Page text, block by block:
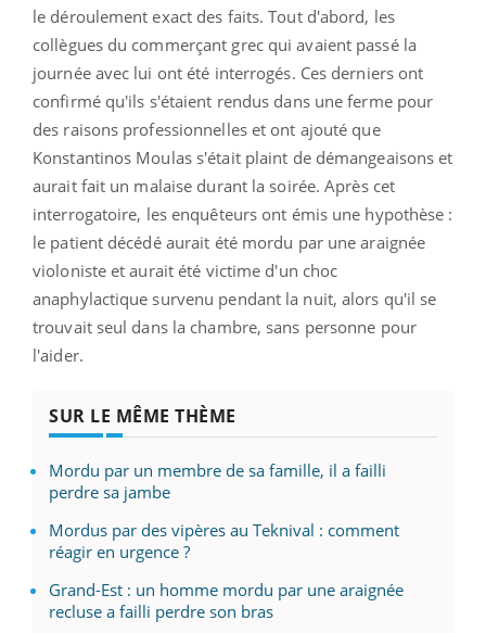
le déroulement exact des faits. Tout d'abord, les
collègues du commerçant grec qui avaient passé la
journée avec lui ont été interrogés. Ces derniers ont
confirmé qu'ils s'étaient rendus dans une ferme pour
des raisons professionnelles et ont ajouté que
Konstantinos Moulas s'était plaint de démangeaisons et
aurait fait un malaise durant la soirée. Après cet
interrogatoire, les enquêteurs ont émis une hypothèse :
le patient décédé aurait été mordu par une araignée
violoniste et aurait été victime d'un choc
anaphylactique survenu pendant la nuit, alors qu'il se
trouvait seul dans la chambre, sans personne pour
l'aider.
SUR LE MÊME THÈME
Mordu par un membre de sa famille, il a failli
perdre sa jambe
Mordus par des vipères au Teknival : comment
réagir en urgence ?
Grand-Est : un homme mordu par une araignée
recluse a failli perdre son bras